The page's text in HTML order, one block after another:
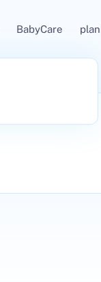
BabyCare